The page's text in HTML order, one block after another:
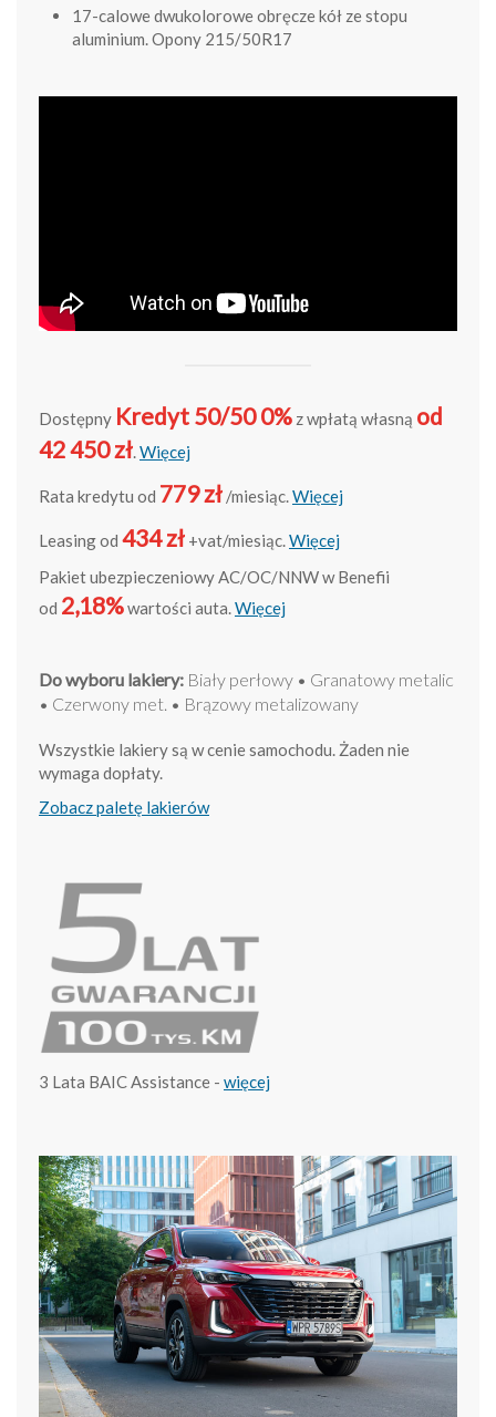
17-calowe dwukolorowe obręcze kół ze stopu
aluminium. Opony 215/50R17
Dostępny Kredyt 50/50 0% z wpłatą własną od
42 450 zł.Więcej
Rata kredytu od 779 zł /miesiąc.Więcej
Leasing od 434 zł +vat/miesiąc.Więcej
Pakiet ubezpieczeniowy AC/OC/NNW w Benefii
od 2,18%wartości auta.Więcej
Do wyboru lakiery: Biały perłowy • Granatowy metalic
• Czerwony met. • Brązowy metalizowany
Wszystkie lakiery są w cenie samochodu. Żaden nie
wymaga dopłaty.
Zobacz paletę lakierów
3 Lata BAIC Assistance - więcej